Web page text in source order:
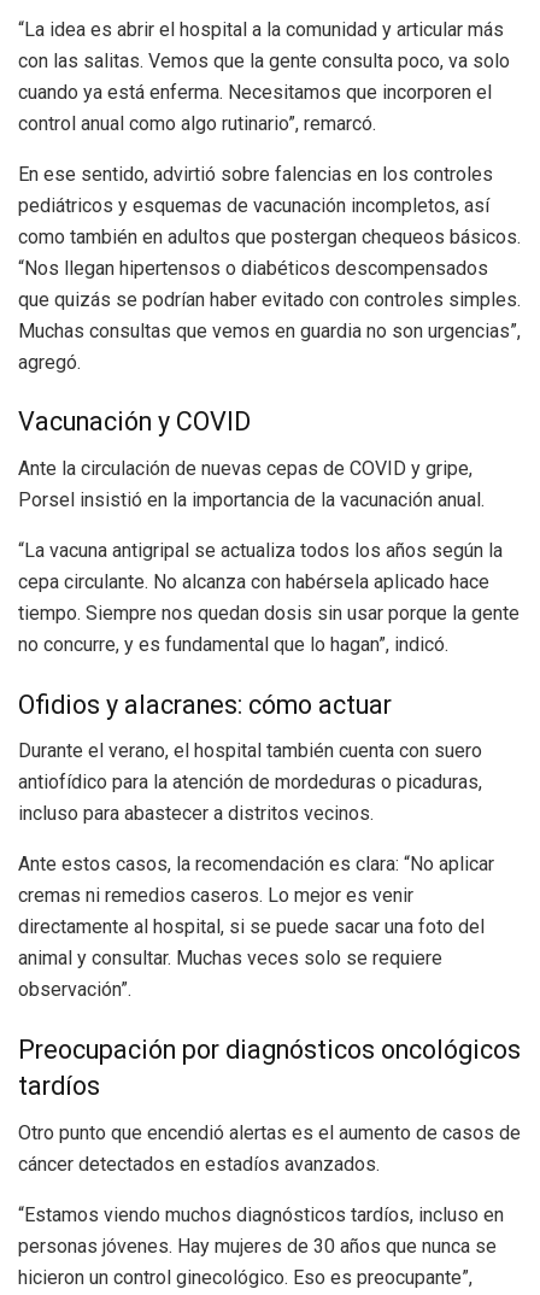
“La idea es abrir el hospital a la comunidad y articular más
con las salitas. Vemos que la gente consulta poco, va solo
cuando ya está enferma. Necesitamos que incorporen el
control anual como algo rutinario”, remarcó.
En ese sentido, advirtió sobre falencias en los controles
pediátricos y esquemas de vacunación incompletos, así
como también en adultos que postergan chequeos básicos.
“Nos llegan hipertensos o diabéticos descompensados
que quizás se podrían haber evitado con controles simples.
Muchas consultas que vemos en guardia no son urgencias”,
agregó.
Vacunación y COVID
Ante la circulación de nuevas cepas de COVID y gripe,
Porsel insistió en la importancia de la vacunación anual.
“La vacuna antigripal se actualiza todos los años según la
cepa circulante. No alcanza con habérsela aplicado hace
tiempo. Siempre nos quedan dosis sin usar porque la gente
no concurre, y es fundamental que lo hagan”, indicó.
Ofidios y alacranes: cómo actuar
Durante el verano, el hospital también cuenta con suero
antiofídico para la atención de mordeduras o picaduras,
incluso para abastecer a distritos vecinos.
Ante estos casos, la recomendación es clara: “No aplicar
cremas ni remedios caseros. Lo mejor es venir
directamente al hospital, si se puede sacar una foto del
animal y consultar. Muchas veces solo se requiere
observación”.
Preocupación por diagnósticos oncológicos
tardíos
Otro punto que encendió alertas es el aumento de casos de
cáncer detectados en estadíos avanzados.
“Estamos viendo muchos diagnósticos tardíos, incluso en
personas jóvenes. Hay mujeres de 30 años que nunca se
hicieron un control ginecológico. Eso es preocupante”,